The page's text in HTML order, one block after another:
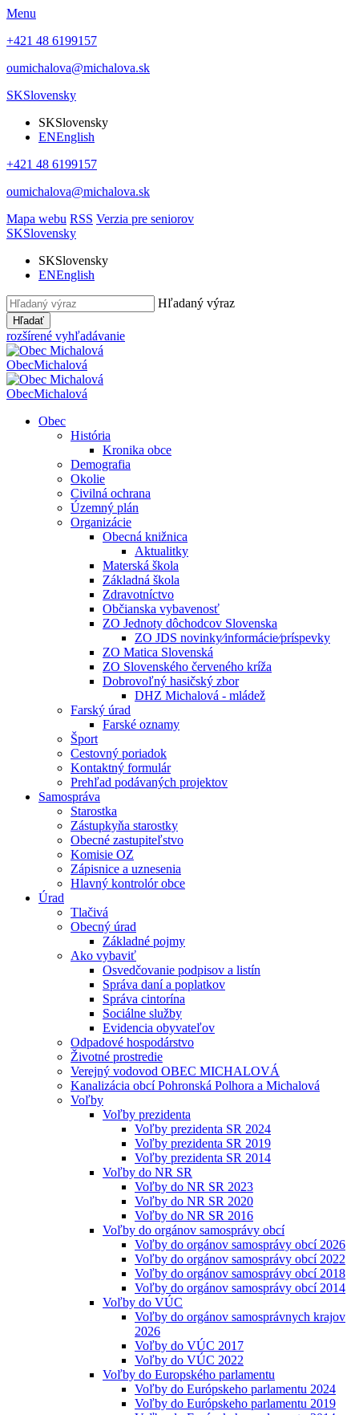
Menu
+421 48 6199157
oumichalova@michalova.sk
SKSlovensky
SKSlovensky
ENEnglish
+421 48 6199157
oumichalova@michalova.sk
Mapa webu RSS Verzia pre seniorov
SKSlovensky
SKSlovensky
ENEnglish
Hľadaný výraz
Hľadať
rozšírené vyhľadávanie
ObecMichalová
ObecMichalová
Obec
História
Kronika obce
Demografia
Okolie
Civilná ochrana
Územný plán
Organizácie
Obecná knižnica
Aktualitky
Materská škola
Základná škola
Zdravotníctvo
Občianska vybavenosť
ZO Jednoty dôchodcov Slovenska
ZO JDS novinky⁄informácie⁄príspevky
ZO Matica Slovenská
ZO Slovenského červeného kríža
Dobrovoľný hasičský zbor
DHZ Michalová - mládež
Farský úrad
Farské oznamy
Šport
Cestovný poriadok
Kontaktný formulár
Prehľad podávaných projektov
Samospráva
Starostka
Zástupkyňa starostky
Obecné zastupiteľstvo
Komisie OZ
Zápisnice a uznesenia
Hlavný kontrolór obce
Úrad
Tlačivá
Obecný úrad
Základné pojmy
Ako vybaviť
Osvedčovanie podpisov a listín
Správa daní a poplatkov
Správa cintorína
Sociálne služby
Evidencia obyvateľov
Odpadové hospodárstvo
Životné prostredie
Verejný vodovod OBEC MICHALOVÁ
Kanalizácia obcí Pohronská Polhora a Michalová
Voľby
Voľby prezidenta
Voľby prezidenta SR 2024
Voľby prezidenta SR 2019
Voľby prezidenta SR 2014
Voľby do NR SR
Voľby do NR SR 2023
Voľby do NR SR 2020
Voľby do NR SR 2016
Voľby do orgánov samosprávy obcí
Voľby do orgánov samosprávy obcí 2026
Voľby do orgánov samosprávy obcí 2022
Voľby do orgánov samosprávy obcí 2018
Voľby do orgánov samosprávy obcí 2014
Voľby do VÚC
Voľby do orgánov samosprávnych krajov
2026
Voľby do VÚC 2017
Voľby do VÚC 2022
Voľby do Europského parlamentu
Voľby do Európskeho parlamentu 2024
Voľby do Európskeho parlamentu 2019